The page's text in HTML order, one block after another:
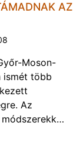
AZ
Moson-
ismét több
Az